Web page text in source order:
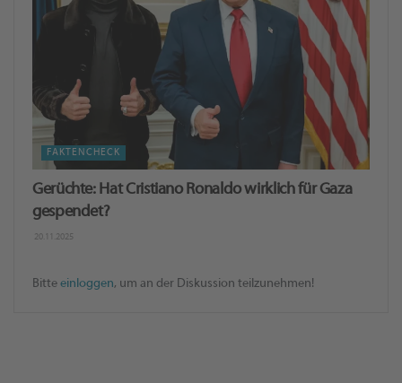
FAKTENCHECK
Gerüchte: Hat Cristiano Ronaldo wirklich für Gaza
gespendet?
20.11.2025
Bitte einloggen, um an der Diskussion teilzunehmen!